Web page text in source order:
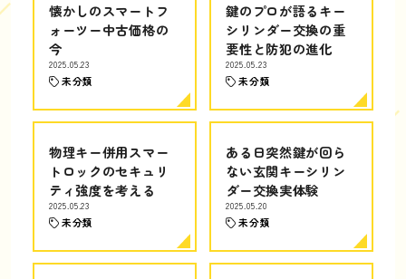
懐かしのスマートフ
ォーツー中古価格の
今
2025.05.23
未分類
鍵のプロが語るキー
シリンダー交換の重
要性と防犯の進化
2025.05.23
未分類
物理キー併用スマー
トロックのセキュリ
ティ強度を考える
2025.05.23
未分類
ある日突然鍵が回ら
ない玄関キーシリン
ダー交換実体験
2025.05.20
未分類